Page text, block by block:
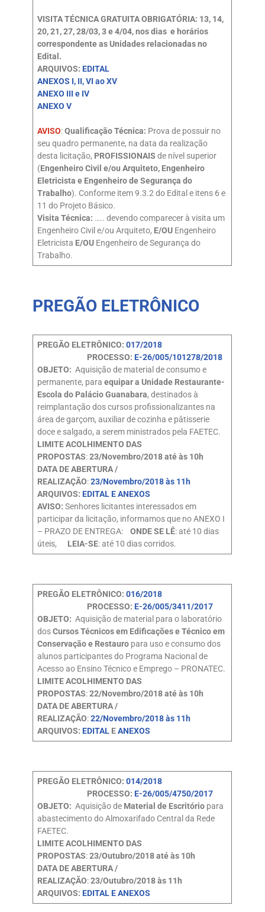
VISITA TÉCNICA GRATUITA OBRIGATÓRIA: 13, 14,
20, 21, 27, 28/03, 3 e 4/04, nos dias e horários
correspondente as Unidades relacionadas no
Edital.
ARQUIVOS: EDITAL
ANEXOS I, II, VI ao XV
ANEXO III e IV
ANEXO V
AVISO:Qualificação Técnica: Prova de possuir no
seu quadro permanente, na data da realização
desta licitação, PROFISSIONAIS de nível superior
(Engenheiro Civil e/ou Arquiteto, Engenheiro
Eletricista e Engenheiro de Segurança do
Trabalho). Conforme item 9.3.2 do Edital e itens 6 e
11 do Projeto Básico.
Visita Técnica: ….. devendo comparecer à visita um
Engenheiro Civil e/ou Arquiteto, E/OUEngenheiro
Eletricista E/OUEngenheiro de Segurança do
Trabalho.
PREGÃO ELETRÔNICO
PREGÃO ELETRÔNICO: 017/2018
PROCESSO: E-26/005/101278/2018
OBJETO: Aquisição de material de consumo e
permanente, para equipar a Unidade Restaurante-
Escola do Palácio Guanabara, destinados à
reimplantação dos cursos profissionalizantes na
área de garçom, auxiliar de cozinha e pâtisserie
doce e salgado, a serem ministrados pela FAETEC.
LIMITE ACOLHIMENTO DAS
PROPOSTAS:23/Novembro/2018 até às 10h
DATA DE ABERTURA /
REALIZAÇÃO:23/Novembro/2018 às 11h
ARQUIVOS: EDITAL E ANEXOS
AVISO: Senhores licitantes interessados em
participar da licitação, informamos que no ANEXO I
– PRAZO DE ENTREGA: ONDE SE LÊ: até 10 dias
úteis, LEIA-SE: até 10 dias corridos.
PREGÃO ELETRÔNICO: 016/2018
PROCESSO: E-26/005/3411/2017
OBJETO: Aquisição de material para o laboratório
dosCursos Técnicos em Edificações e Técnico em
Conservação e Restauropara uso e consumo dos
alunos participantes do Programa Nacional de
Acesso ao Ensino Técnico e Emprego – PRONATEC.
LIMITE ACOLHIMENTO DAS
PROPOSTAS:22/Novembro/2018 até às 10h
DATA DE ABERTURA /
REALIZAÇÃO:22/Novembro/2018 às 11h
ARQUIVOS: EDITALEANEXOS
PREGÃO ELETRÔNICO: 014/2018
PROCESSO: E-26/005/4750/2017
OBJETO: Aquisição de Material de Escritóriopara
abastecimento do Almoxarifado Central da Rede
FAETEC.
LIMITE ACOLHIMENTO DAS
PROPOSTAS:23/Outubro/2018 até às 10h
DATA DE ABERTURA /
REALIZAÇÃO:23/Outubro/2018 às 11h
ARQUIVOS: EDITAL E ANEXOS